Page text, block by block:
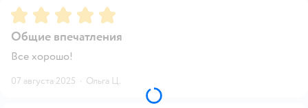
Рейтинг:5
Общие впечатления
Все хорошо!
07 августа 2025 · Ольга Ц.